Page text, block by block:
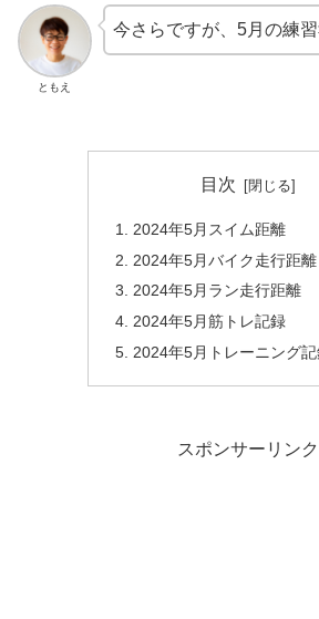
ともえ
今さらですが、5月の練習
目次
2024年5月スイム距離
2024年5月バイク走行距離
2024年5月ラン走行距離
2024年5月筋トレ記録
2024年5月トレーニング
スポンサーリンク